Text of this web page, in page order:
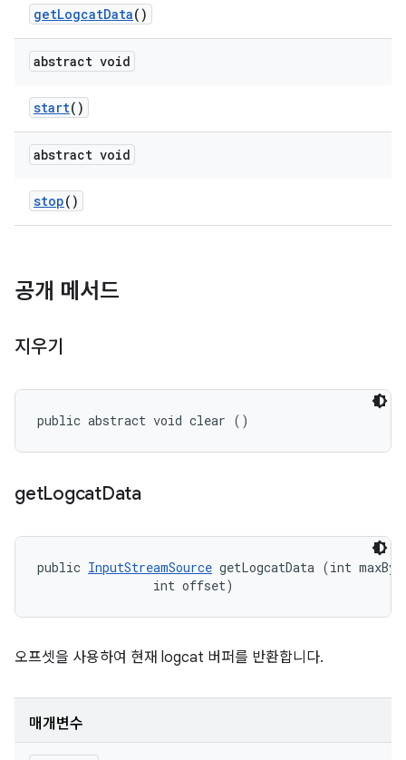
getLogcatData()
abstract void
start()
abstract void
stop()
공개 메서드
지우기
public abstract void clear ()
getLogcatData
public InputStreamSource getLogcatData (int
                int offset)
오프셋을 사용하여 현재 logcat 버퍼를 반환합니다.
매개변수